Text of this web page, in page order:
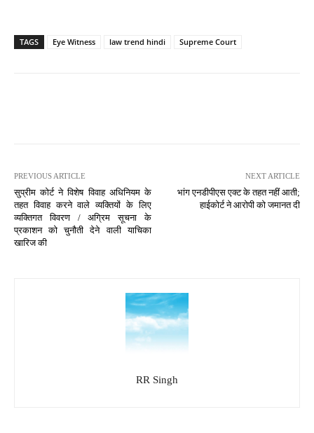
TAGS Eye Witness law trend hindi Supreme Court
PREVIOUS ARTICLE
सुप्रीम कोर्ट ने विशेष विवाह अधिनियम के
तहत विवाह करने वाले व्यक्तियों के लिए
व्यक्तिगत विवरण / अग्रिम सूचना के
प्रकाशन को चुनौती देने वाली याचिका
खारिज की
NEXT ARTICLE
भांग एनडीपीएस एक्ट के तहत नहीं आती;
हाईकोर्ट ने आरोपी को जमानत दी
RR Singh